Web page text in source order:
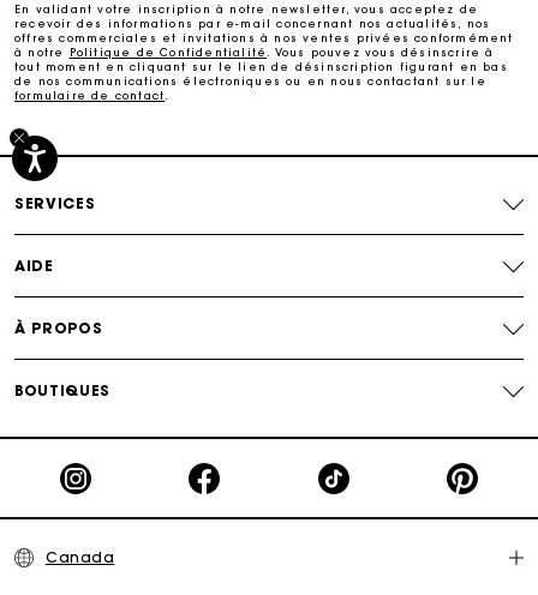
Livraison à domicile offerte sous 2 à 3 jours ouvrés.
En validant votre inscription à notre newsletter, vous acceptez de
recevoir des informations par e-mail concernant nos actualités, nos
offres commerciales et invitations à nos ventes privées conformément
à notre
Politique de Confidentialité
. Vous pouvez vous désinscrire à
tout moment en cliquant sur le lien de désinscription figurant en bas
de nos communications électroniques ou en nous contactant sur le
formulaire de contact
SERVICES
AIDE
À PROPOS
BOUTIQUES
Canada